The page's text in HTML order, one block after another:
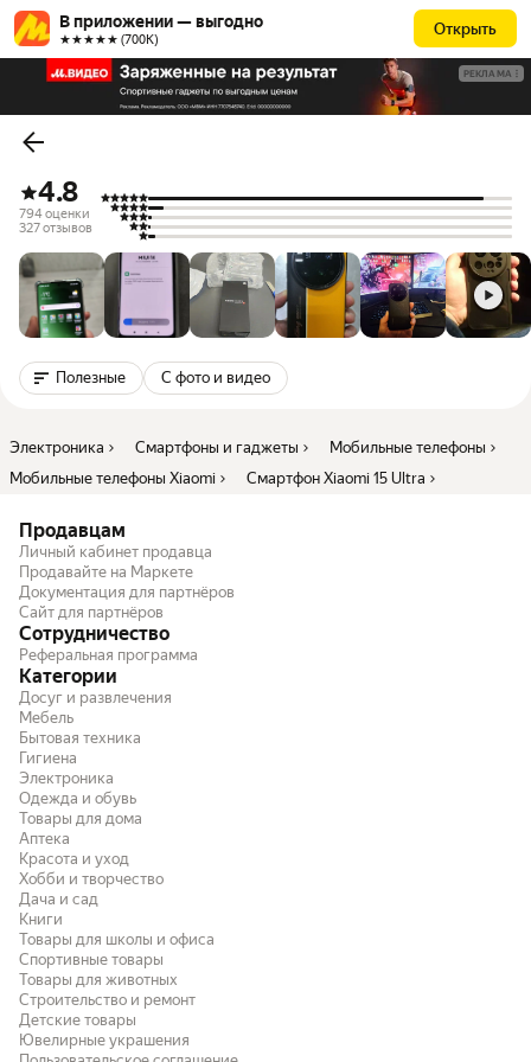
В приложении — выгодно
★★★★★ (700К)
Открыть
РЕКЛАМА
4.8
794 оценки
327 отзывов
Полезные С фото и видео
Электроника Смартфоны и гаджеты
Мобильные телефоны
Мобильные телефоны Xiaomi
Смартфон Xiaomi 15 Ultra
Продавцам
Личный кабинет продавца
Продавайте на Маркете
Документация для партнёров
Сайт для партнёров
Сотрудничество
Реферальная программа
Категории
Досуг и развлечения
Мебель
Бытовая техника
Гигиена
Электроника
Одежда и обувь
Товары для дома
Аптека
Красота и уход
Хобби и творчество
Дача и сад
Книги
Товары для школы и офиса
Спортивные товары
Товары для животных
Строительство и ремонт
Детские товары
Ювелирные украшения